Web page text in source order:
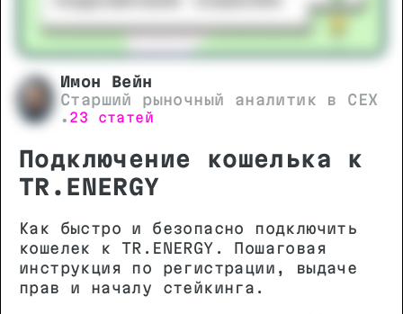
Имон Вейн
Старший рыночный аналитик в CEX
• 23 статей
Подключение кошелька к
TR.ENERGY
Как быстро и безопасно подключить
кошелек к TR.ENERGY. Пошаговая
инструкция по регистрации, выдаче
прав и началу стейкинга.